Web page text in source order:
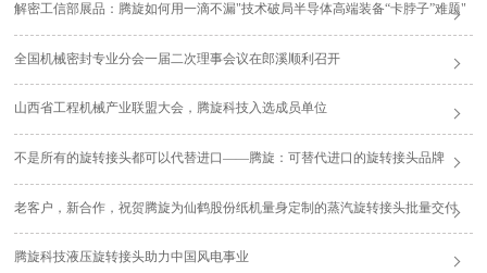
解密工信部展品：腾旋如何用一滴不漏"技术破局半导体高端装备“卡脖子”难题"
全国机械密封专业分会一届二次理事会议在郎溪顺利召开
山西省工程机械产业联盟大会，腾旋科技入选成员单位
不是所有的旋转接头都可以代替进口——腾旋：可替代进口的旋转接头品牌
老客户，新合作，祝贺腾旋为仙鹤股份纸机量身定制的蒸汽旋转接头批量交付
腾旋科技液压旋转接头助力中国风电事业